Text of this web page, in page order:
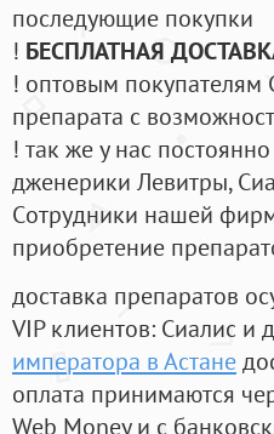
последующие покупки
! БЕСПЛАТНАЯ
! оптовым
препарата с
! так же у нас
дженерики Левитры,
Cотрудники нашей
приобретение
доставка препаратов
VIP клиентов: Сиалис и
императора в Астане
оплата принимаются
Web Money и с